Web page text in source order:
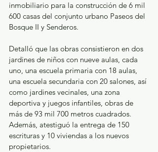
inmobiliario para la construcción de 6 mil
600 casas del conjunto urbano Paseos del
Bosque II y Senderos.
Detalló que las obras consistieron en dos
jardines de niños con nueve aulas, cada
uno, una escuela primaria con 18 aulas,
una escuela secundaria con 20 salones, así
como jardines vecinales, una zona
deportiva y juegos infantiles, obras de
más de 93 mil 700 metros cuadrados.
Además, atestiguó la entrega de 150
escrituras y 10 viviendas a los nuevos
propietarios.